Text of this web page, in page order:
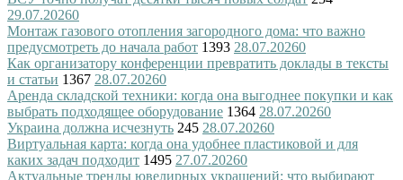
29.07.20260
Монтаж газового отопления загородного дома: что важно
предусмотреть до начала работ 1393 28.07.20260
Как организатору конференции превратить доклады в тексты
и статьи 1367 28.07.20260
Аренда складской техники: когда она выгоднее покупки и как
выбрать подходящее оборудование 1364 28.07.20260
Украина должна исчезнуть 245 28.07.20260
Виртуальная карта: когда она удобнее пластиковой и для
каких задач подходит 1495 27.07.20260
Актуальные тренды ювелирных украшений: что выбирают